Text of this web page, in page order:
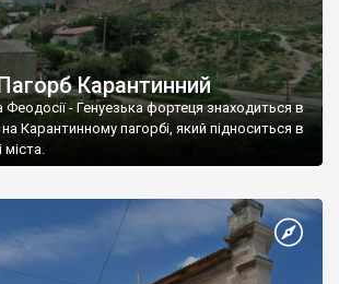
Карантинний
- Генуезька фортеця знаходиться в
Карантинному пагорбі, який підноситься в